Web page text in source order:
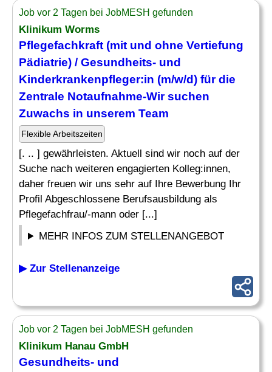
Job vor 2 Tagen bei JobMESH gefunden
Klinikum Worms
Pflegefachkraft (mit und ohne Vertiefung
Pädiatrie) / Gesundheits- und
Kinderkrankenpfleger:in (m/w/d) für die
Zentrale Notaufnahme-Wir suchen
Zuwachs in unserem Team
Flexible Arbeitszeiten
[. .. ] gewährleisten. Aktuell sind wir noch auf der
Suche nach weiteren engagierten Kolleg:innen,
daher freuen wir uns sehr auf Ihre Bewerbung Ihr
Profil Abgeschlossene Berufsausbildung als
Pflegefachfrau/-mann oder [...]
MEHR INFOS ZUM STELLENANGEBOT
▶ Zur Stellenanzeige
Job vor 2 Tagen bei JobMESH gefunden
Klinikum Hanau GmbH
Gesundheits- und